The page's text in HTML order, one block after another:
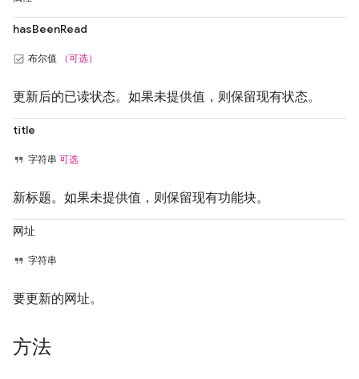
hasBeenRead
布尔值 （可选）
更新后的已读状态。如果未提供值，则保留现有状态。
title
字符串 可选
新标题。如果未提供值，则保留现有功能块。
网址
字符串
要更新的网址。
方法